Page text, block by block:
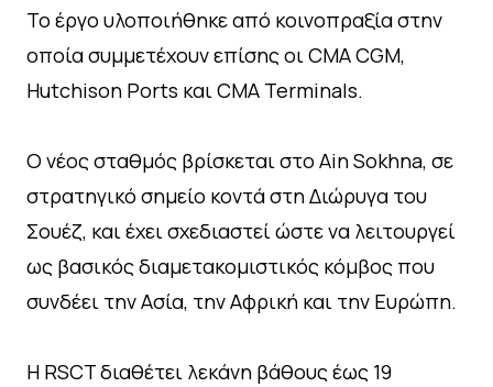
Το έργο υλοποιήθηκε από κοινοπραξία στην
οποία συμμετέχουν επίσης οι CMA CGM,
Hutchison Ports και CMA Terminals.
Ο νέος σταθμός βρίσκεται στο Ain Sokhna, σε
στρατηγικό σημείο κοντά στη Διώρυγα του
Σουέζ, και έχει σχεδιαστεί ώστε να λειτουργεί
ως βασικός διαμετακομιστικός κόμβος που
συνδέει την Ασία, την Αφρική και την Ευρώπη.
Η RSCT διαθέτει λεκάνη βάθους έως 19